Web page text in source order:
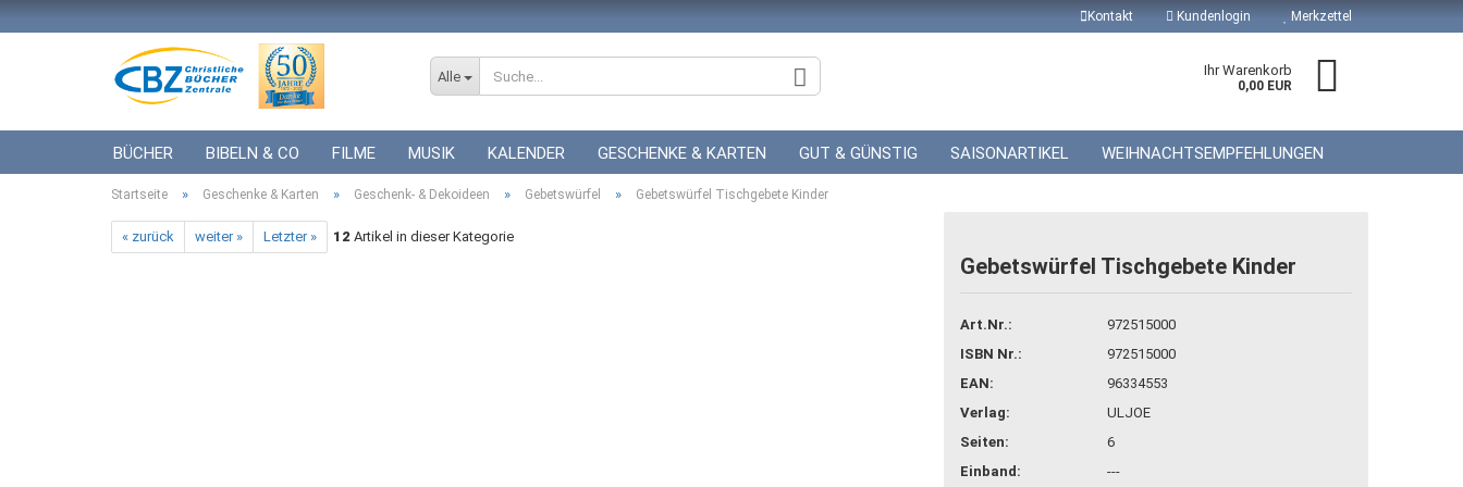
Kontakt Kundenlogin
Konto erstellen
Passwort vergessen?
Merkzettel
Alle Ihr Warenkorb
0,00 EUR
BÜCHER BIBELN & CO FILME MUSIK KALENDER GESCHENKE & KARTEN GUT & GÜNSTIG SAISONARTIKEL WEIHNACHTSEMPFEHLUNGEN
ICF BÜCHER VERSCHIEDENES GESCHENKE ZUR HOCHZEIT GUTSCHEINE
Startseite » Geschenke & Karten » Geschenk- & Dekoideen » Gebetswürfel » Gebetswürfel Tischgebete Kinder
« zurück weiter » Letzter » 12 Artikel in dieser Kategorie
Gebetswürfel Tischgebete Kinder
Art.Nr.:
972515000
ISBN Nr.:
972515000
EAN:
96334553
Verlag:
ULJOE
Seiten:
6
Einband:
---